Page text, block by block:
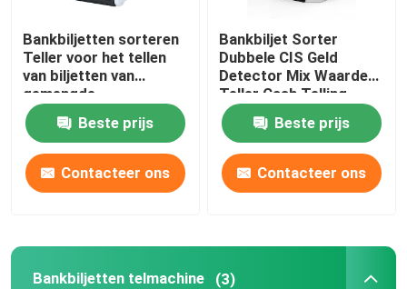
Vraag een offerte aan
Bankbiljetten sorteren
Bankbiljetten telmachine
bankbiljettenbindmachine
Bankbiljetten sorteren
Teller voor het tellen
van biljetten van
gemengde
denominaties
Beste prijs
Contacteer ons
Bankbiljet Sorter
Dubbele CIS Geld
Detector Mix Waarde
Teller Cash Telling
Machine geld
Beste prijs
Contacteer ons
Bankbiljetten telmachine (3)